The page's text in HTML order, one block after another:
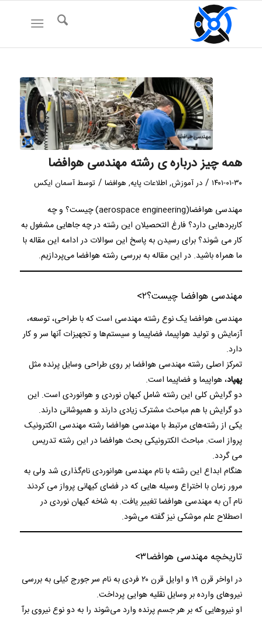
همه چیز درباره ی رشته مهندسی هوافضا
۱۴۰۱-۰۱-۳۰ / درآموزش, اطلاعات پایه, هوافضا / توسطآسمان ایکس
مهندسی هوافضا(aerospace engineering) چیست؟ و چه
کاربردهایی دارد؟ فارغ التحصیلان این رشته در چه جاهایی مشغول به
کار می شوند؟ برای رسیدن به پاسخ این سوالات در ادامه این مقاله با
ما همراه باشید. در این مقاله به بررسی رشته هوافضا می‌پردازیم.
مهندسی هوافضا چیست؟۲>
مهندسی هوافضا یک نوع رشته مهندسی است که با طراحی، توسعه،
آزمایش و تولید هواپیما، فضاپیما و سیستم‌ها و تجهیزات آنها سر و کار
دارد.
تمرکز اصلی رشته مهندسی هوافضا بر روی طراحی وسایل پرنده مثل
پهپاد، هواپیما و فضاپیما است.
دو گرایش کلی این رشته شامل کیهان نوردی و هوانوردی است. این
دو گرایش با هم مباحث مشترک زیادی دارند و همپوشانی دارند.
یکی از رشته‌های مرتبط با مهندسی هوافضا رشته مهندسی الکترونیک
پرواز است. مباحث الکترونیکی بحث هوافضا در این رشته تدریس
می گردد.
هنگام ابداع این رشته با نام مهندسی هوانوردی نام‌گذاری شد ولی به
مرور زمان با اختراع وسیله هایی که در فضای کیهانی پرواز می کردند
نام آن به مهندسی هوافضا تغییر یافت. به شاخه کیهان نوردی در
اصطلاح علم موشکی نیز گفته می‌شود.
تاریخچه مهندسی هوافضا۳>
در اواخر قرن ۱۹ و اوایل قرن ۲۰ فردی به نام سر جورج کیلی به بررسی
نیروهای وارده بر وسایل نقلیه هوایی پرداخت.
او نیروهایی که بر هر جسم پرنده وارد می‌شوند را به دو نوع نیروی برآ